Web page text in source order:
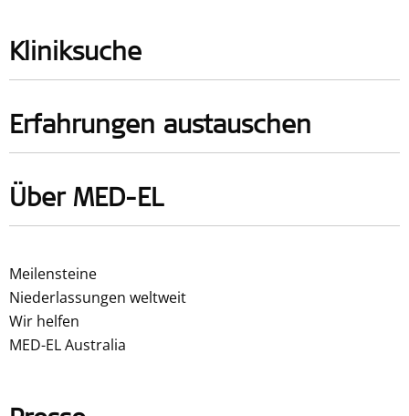
Kliniksuche
Erfahrungen austauschen
Über MED-EL
Meilensteine
Niederlassungen weltweit
Wir helfen
MED-EL Australia